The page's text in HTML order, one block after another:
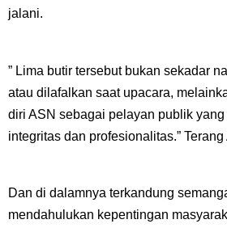
jalani.
” Lima butir tersebut bukan sekadar
atau dilafalkan saat upacara,
diri ASN sebagai pelayan publik
integritas dan profesionalitas.” Terang
Dan di dalamnya terkandung
mendahulukan kepentingan